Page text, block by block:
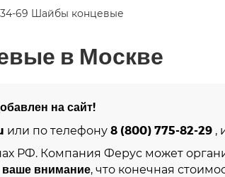
69 Шайбы концевые
в Москве
на сайт!
или по телефону 8 (800) 775-82-29 ,
РФ. Компания Ферус может
внимание, что конечная